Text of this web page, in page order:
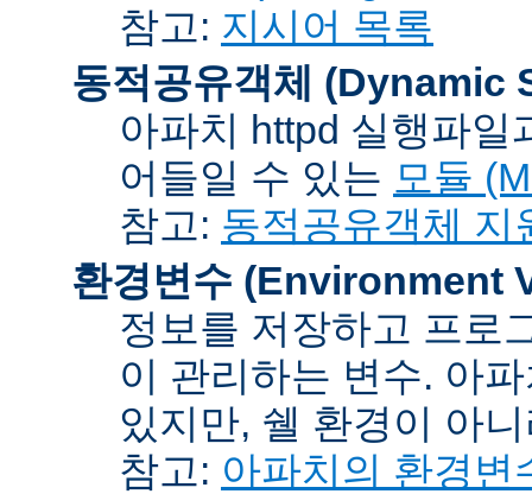
참고: 지시어 목록
동적공유객체 (Dynamic
아파치 httpd 실행파일
어들일 수 있는 모듈
참고: 동적공유객체 지
환경변수 (Environment
정보를 저장하고 프로
이 관리하는 변수. 아
있지만, 쉘 환경이 아
참고: 아파치의 환경변